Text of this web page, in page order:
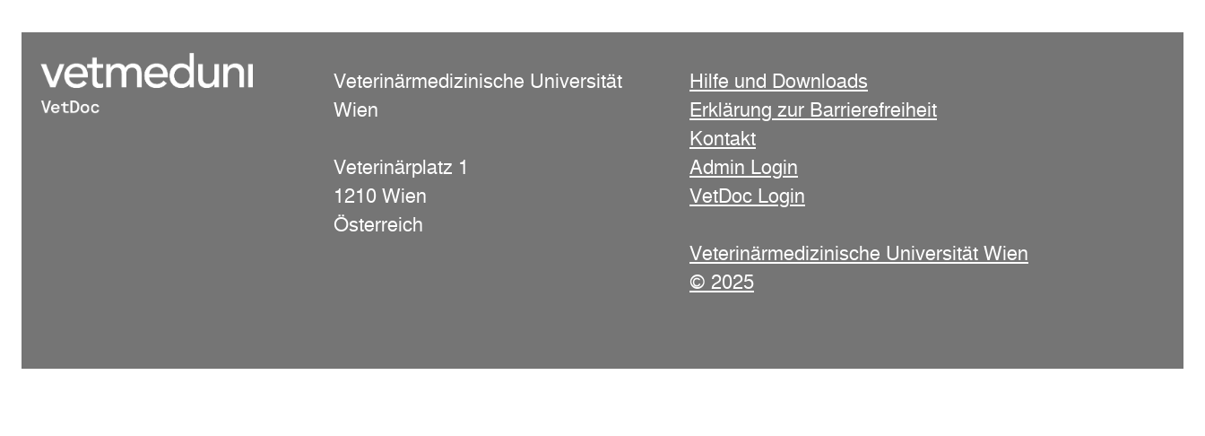
Veterinärmedizinische Universität
Wien
Veterinärplatz 1
1210 Wien
Österreich
Hilfe und Downloads
Erklärung zur Barrierefreiheit
Kontakt
Admin Login
VetDoc Login
Veterinärmedizinische Universität Wien
© 2025